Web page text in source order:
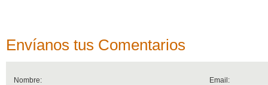
Envíanos tus Comentarios
Nombre: Email: